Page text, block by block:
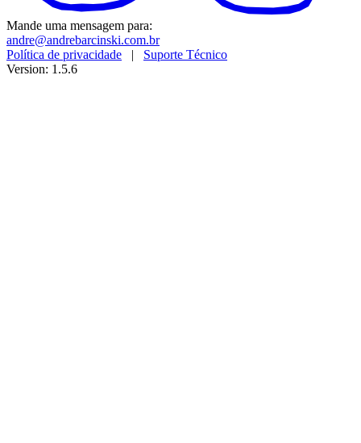
Mande uma mensagem para:
andre@andrebarcinski.com.br
Política de privacidade | Suporte Técnico
Version: 1.5.6